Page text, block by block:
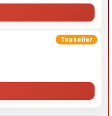
Topseller